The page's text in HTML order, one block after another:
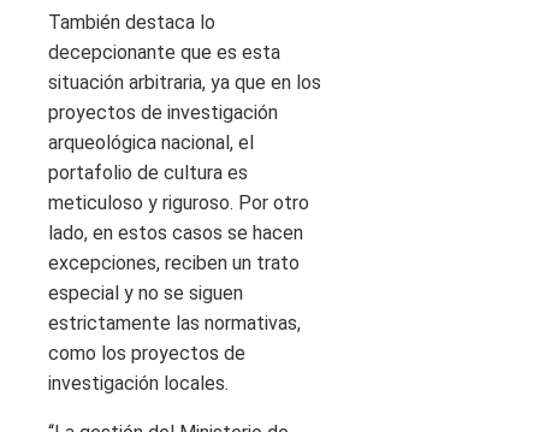
También destaca lo
decepcionante que es esta
situación arbitraria, ya que en los
proyectos de investigación
arqueológica nacional, el
portafolio de cultura es
meticuloso y riguroso. Por otro
lado, en estos casos se hacen
excepciones, reciben un trato
especial y no se siguen
estrictamente las normativas,
como los proyectos de
investigación locales.